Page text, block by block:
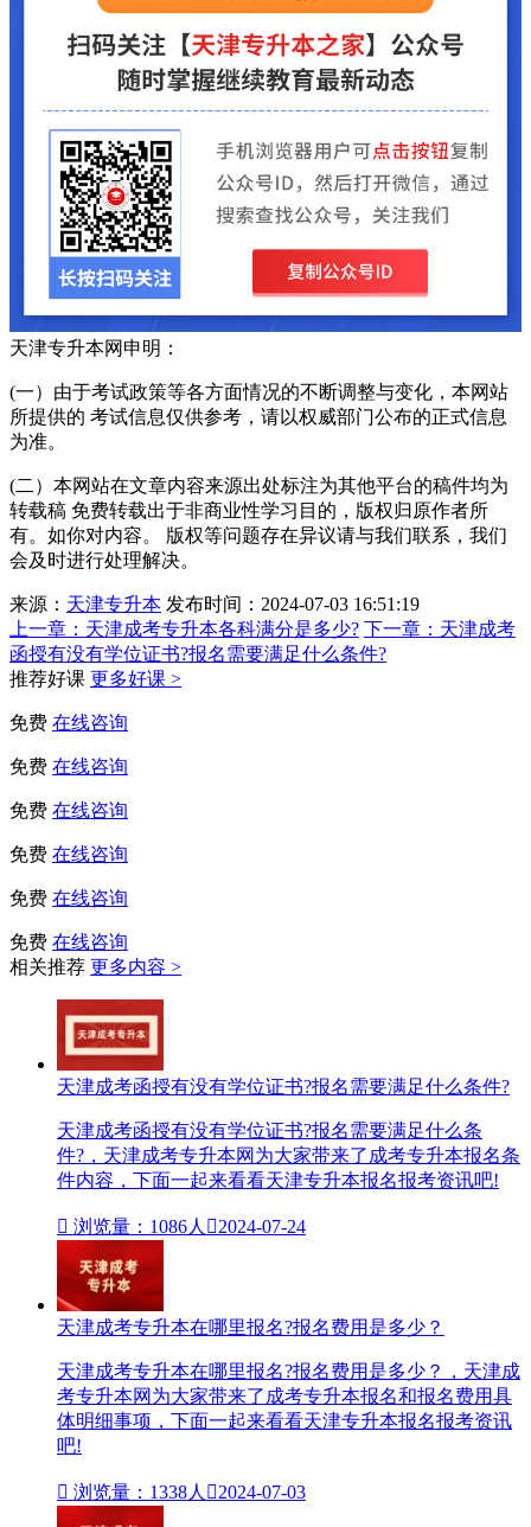
天津专升本网申明：
(一）由于考试政策等各方面情况的不断调整与变化，本网站
所提供的 考试信息仅供参考，请以权威部门公布的正式信息
为准。
(二）本网站在文章内容来源出处标注为其他平台的稿件均为
转载稿 免费转载出于非商业性学习目的，版权归原作者所
有。如你对内容。 版权等问题存在异议请与我们联系，我们
会及时进行处理解决。
来源： 天津专升本 发布时间：2024-07-03 16:51:19
上一章： 天津成考专升本各科满分是多少? 下一章： 天津成考
函授有没有学位证书?报名需要满足什么条件?
推荐好课 更多好课 >
免费 在线咨询
免费 在线咨询
免费 在线咨询
免费 在线咨询
免费 在线咨询
免费 在线咨询
相关推荐 更多内容 >
天津成考函授有没有学位证书?报名需要满足什么条件?
天津成考函授有没有学位证书?报名需要满足什么条
件?，天津成考专升本网为大家带来了成考专升本报名条
件内容，下面一起来看看天津专升本报名报考资讯吧!
 浏览量：1086人 2024-07-24
天津成考专升本在哪里报名?报名费用是多少？
天津成考专升本在哪里报名?报名费用是多少？，天津成
考专升本网为大家带来了成考专升本报名和报名费用具
体明细事项，下面一起来看看天津专升本报名报考资讯
吧!
 浏览量：1338人 2024-07-03